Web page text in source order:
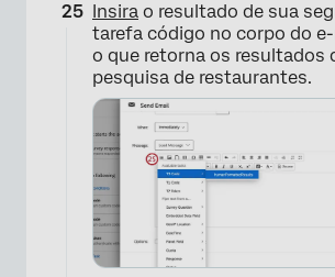
Insira o resultado de sua
tarefa código no corpo do
o que retorna os resultados
pesquisa de restaurantes.